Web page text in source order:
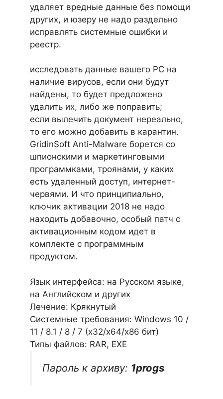
удаляет вредные данные без помощи
других, и юзеру не надо раздельно
исправлять системные ошибки и
реестр.
исследовать данные вашего PC на
наличие вирусов, если они будут
найдены, то будет предложено
удалить их, либо же поправить;
если вылечить документ нереально,
то его можно добавить в карантин.
GridinSoft Anti-Malware борется со
шпионскими и маркетинговыми
программками, троянами, у каких
есть удаленный доступ, интернет-
червями. И что принципиально,
ключик активации 2018 не надо
находить добавочно, особый патч с
активационным кодом идет в
комплекте с программным
продуктом.
Язык интерфейса: на Русском языке,
на Английском и других
Лечение: Крякнутый
Системные требования: Windows 10 /
11 / 8.1 / 8 / 7 (х32/x64/x86 бит)
Типы файлов: RAR, EXE
Пароль к архиву: 1progs